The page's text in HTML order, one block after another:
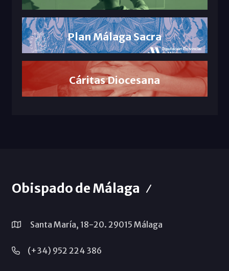
Plan Málaga Sacra
Cáritas Diocesana
Obispado de Málaga
Santa María, 18-20. 29015 Málaga
(+34) 952 224 386